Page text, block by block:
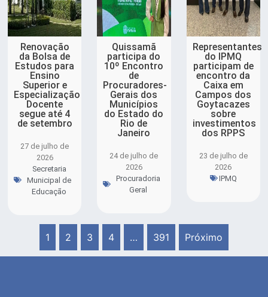
Renovação
da Bolsa de
Estudos para
Ensino
Superior e
Especialização
Docente
segue até 4
de setembro
27 de julho de
2026
Secretaria
Municipal de
Educação
Quissamã
participa do
10º Encontro
de
Procuradores-
Gerais dos
Municípios
do Estado do
Rio de
Janeiro
24 de julho de
2026
Procuradoria
Geral
Representantes
do IPMQ
participam de
encontro da
Caixa em
Campos dos
Goytacazes
sobre
investimentos
dos RPPS
23 de julho de
2026
IPMQ
1 2 3 4 … 391 Próximo